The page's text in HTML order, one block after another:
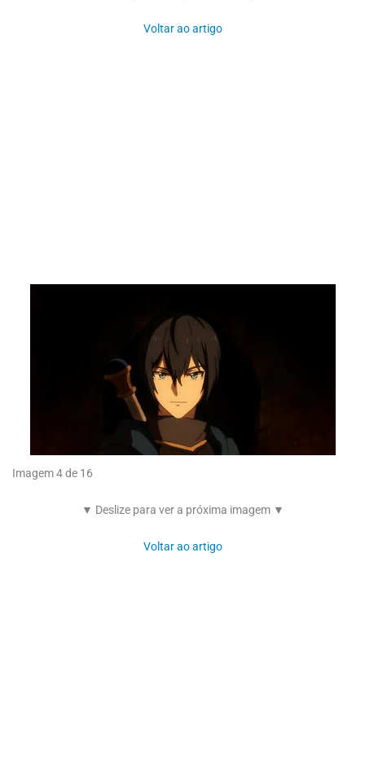
Voltar ao artigo
Imagem 4 de 16
▼ Deslize para ver a próxima imagem ▼
Voltar ao artigo